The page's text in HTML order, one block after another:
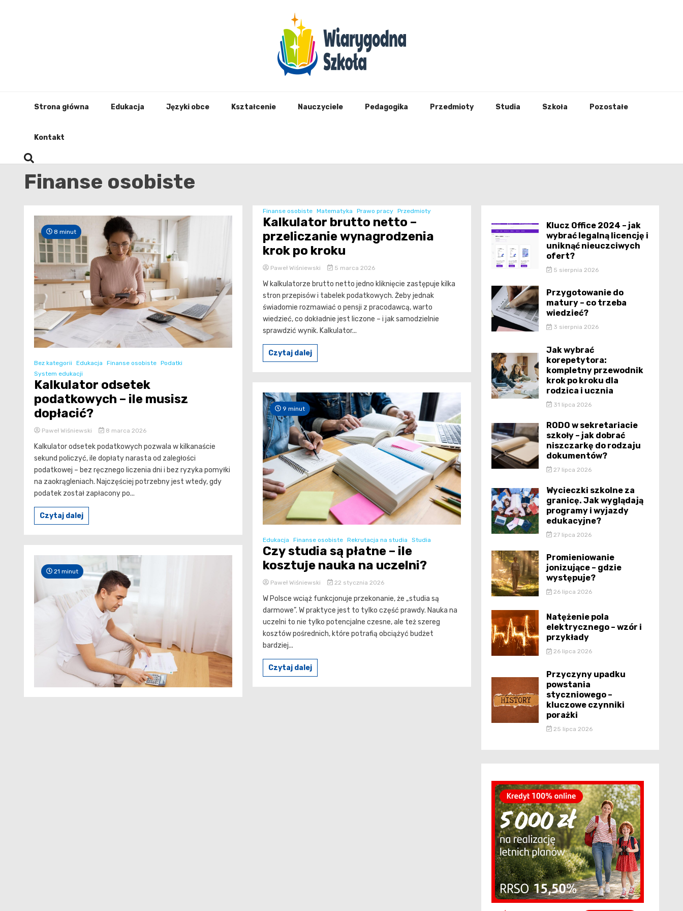
Strona główna Edukacja Języki obce Kształcenie Nauczyciele Pedagogika Przedmioty Studia Szkoła Pozostałe
Kontakt
Finanse osobiste
8 minut
Bez kategorii Edukacja Finanse osobiste Podatki
System edukacji
Kalkulator odsetek
podatkowych – ile musisz
dopłacić?
Paweł Wiśniewski 8 marca 2026
Kalkulator odsetek podatkowych pozwala w kilkanaście
sekund policzyć, ile dopłaty narasta od zaległości
podatkowej – bez ręcznego liczenia dni i bez ryzyka pomyłki
na zaokrągleniach. Najczęściej potrzebny jest wtedy, gdy
podatek został zapłacony po...
Czytaj dalej
21 minut
Finanse osobiste Matematyka Prawo pracy Przedmioty
Kalkulator brutto netto –
przeliczanie wynagrodzenia
krok po kroku
Paweł Wiśniewski 5 marca 2026
W kalkulatorze brutto netto jedno kliknięcie zastępuje kilka
stron przepisów i tabelek podatkowych. Żeby jednak
świadomie rozmawiać o pensji z pracodawcą, warto
wiedzieć, co dokładnie jest liczone – i jak samodzielnie
sprawdzić wynik. Kalkulator...
Czytaj dalej
9 minut
Edukacja Finanse osobiste Rekrutacja na studia Studia
Czy studia są płatne – ile
kosztuje nauka na uczelni?
Paweł Wiśniewski 22 stycznia 2026
W Polsce wciąż funkcjonuje przekonanie, że „studia są
darmowe”. W praktyce jest to tylko część prawdy. Nauka na
uczelni to nie tylko potencjalne czesne, ale też szereg
kosztów pośrednich, które potrafią obciążyć budżet
bardziej...
Czytaj dalej
Klucz Office 2024 – jak
wybrać legalną licencję i
uniknąć nieuczciwych
ofert?
5 sierpnia 2026
Przygotowanie do
matury – co trzeba
wiedzieć?
3 sierpnia 2026
Jak wybrać
korepetytora:
kompletny przewodnik
krok po kroku dla
rodzica i ucznia
31 lipca 2026
RODO w sekretariacie
szkoły – jak dobrać
niszczarkę do rodzaju
dokumentów?
27 lipca 2026
Wycieczki szkolne za
granicę. Jak wyglądają
programy i wyjazdy
edukacyjne?
27 lipca 2026
Promieniowanie
jonizujące – gdzie
występuje?
26 lipca 2026
Natężenie pola
elektrycznego – wzór i
przykłady
26 lipca 2026
Przyczyny upadku
powstania
styczniowego –
kluczowe czynniki
porażki
25 lipca 2026